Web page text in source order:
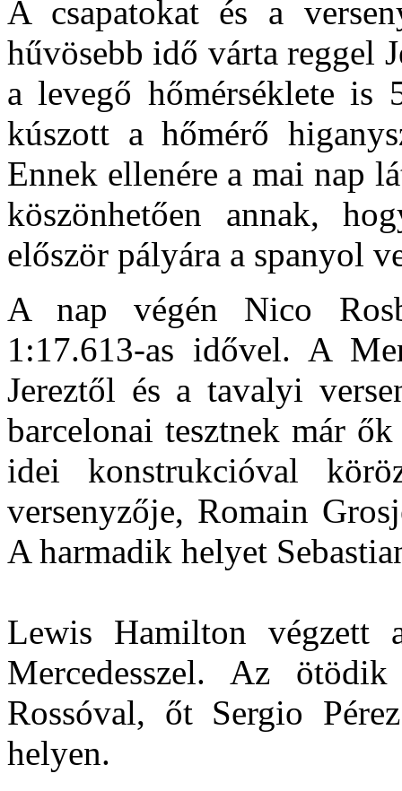
A csapatokat és a
hűvösebb idő várta reggel
a levegő hőmérséklete
kúszott a hőmérő
Ennek ellenére a mai nap
köszönhetően annak,
először pályára a spanyol
A nap végén Nico
1:17.613-as idővel. A
Jereztől és a tavalyi
barcelonai tesztnek már
idei konstrukcióval
versenyzője, Romain
A harmadik helyet
Lewis Hamilton végzett
Mercedesszel. Az
Rossóval, őt Sergio
helyen.